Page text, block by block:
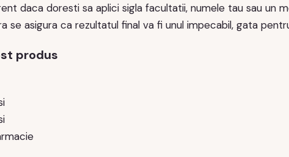
daca doresti sa aplici sigla facultatii, numele tau sau un
se asigura ca rezultatul final va fi unul impecabil, gata
produs